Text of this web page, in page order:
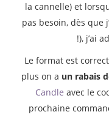
la cannelle) et
pas besoin, dès que
!), j’ai
Le format est
plus on a un rabais
Candle avec le
prochaine